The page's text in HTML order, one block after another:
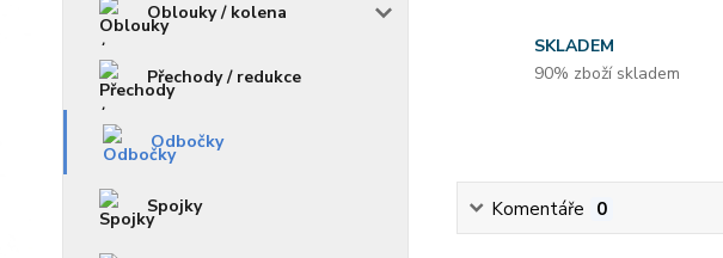
Oblouky / kolena
Přechody / redukce
Odbočky
Spojky
SKLADEM
90% zboží skladem
Komentáře 0